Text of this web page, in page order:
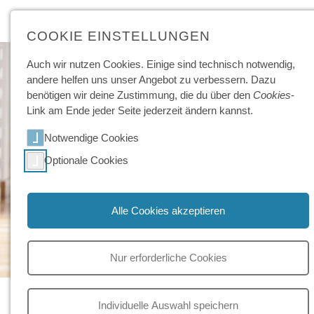
Finanzielles
Kosten und Förderungen
COOKIE EINSTELLUNGEN
Auch wir nutzen Cookies. Einige sind technisch not­wendig,
andere helfen uns unser Angebot zu ver­bessern. Dazu
benötigen wir deine Zu­stimmung, die du über den Cookies-
Link am Ende jeder Seite jeder­zeit ändern kannst.
Notwendige Cookies
Optionale Cookies
Alle Cookies akzeptieren
Nur erforderliche Cookies
Individuelle Auswahl speichern